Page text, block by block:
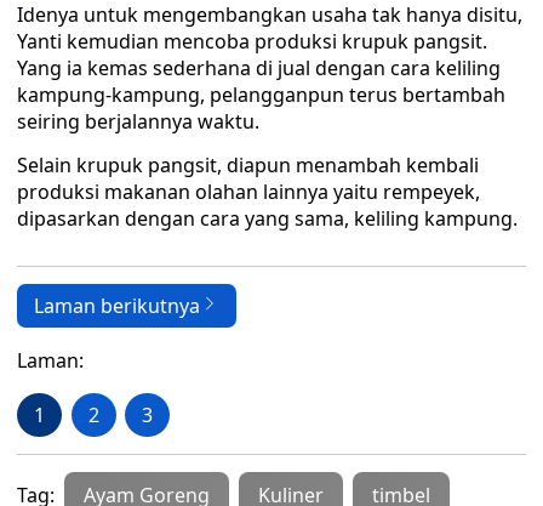
Idenya untuk mengembangkan usaha tak hanya disitu,
Yanti kemudian mencoba produksi krupuk pangsit.
Yang ia kemas sederhana di jual dengan cara keliling
kampung-kampung, pelangganpun terus bertambah
seiring berjalannya waktu.
Selain krupuk pangsit, diapun menambah kembali
produksi makanan olahan lainnya yaitu rempeyek,
dipasarkan dengan cara yang sama, keliling kampung.
Laman berikutnya
Laman:
1 2 3
Tag: Ayam Goreng Kuliner timbel